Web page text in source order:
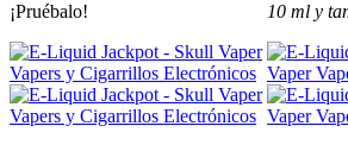
¡Pruébalo!
10 ml y